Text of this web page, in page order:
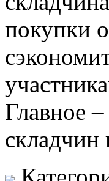
покупки
Главное
складчин